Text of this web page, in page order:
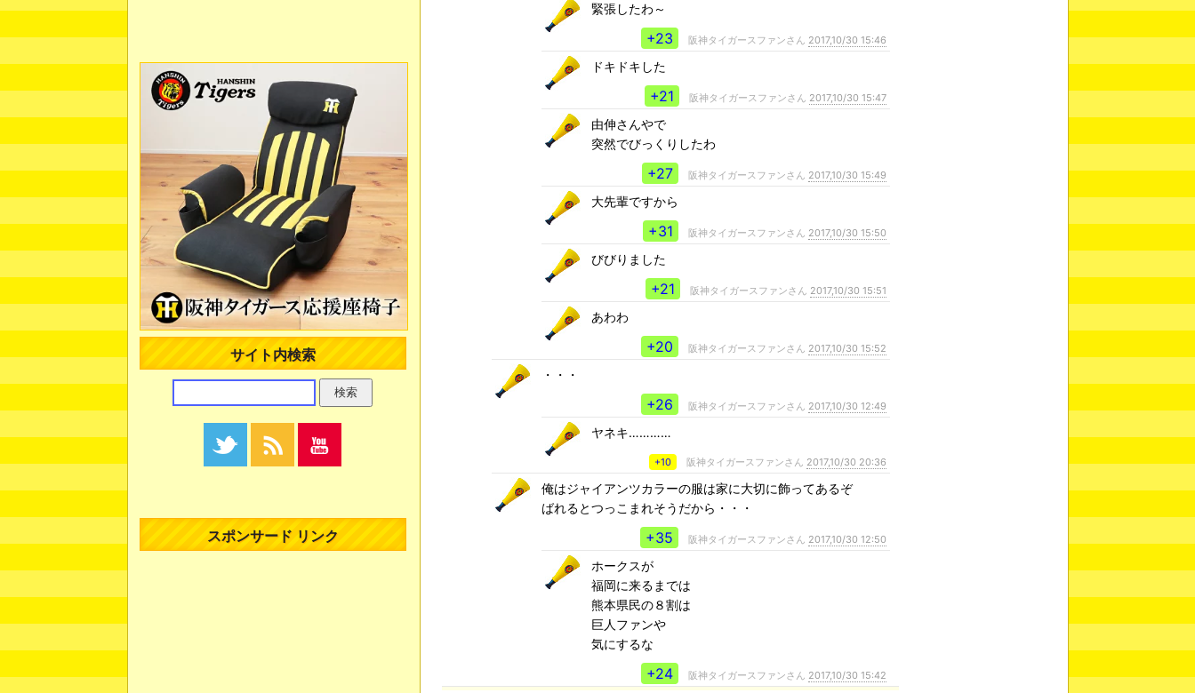
緊張したわ～
+23 阪神タイガースファンさん 2017,10/30 15:46
ドキドキした
+21 阪神タイガースファンさん 2017,10/30 15:47
由伸さんやで
突然でびっくりしたわ
+27 阪神タイガースファンさん 2017,10/30 15:49
大先輩ですから
+31 阪神タイガースファンさん 2017,10/30 15:50
びびりました
+21 阪神タイガースファンさん 2017,10/30 15:51
あわわ
+20 阪神タイガースファンさん 2017,10/30 15:52
・・・
+26 阪神タイガースファンさん 2017,10/30 12:49
ヤネキ…………
+10 阪神タイガースファンさん 2017,10/30 20:36
俺はジャイアンツカラーの服は家に大切に飾ってあるぞ
ばれるとつっこまれそうだから・・・
+35 阪神タイガースファンさん 2017,10/30 12:50
ホークスが
福岡に来るまでは
熊本県民の８割は
巨人ファンや
気にするな
+24 阪神タイガースファンさん 2017,10/30 15:42
サイト内検索
スポンサード リンク